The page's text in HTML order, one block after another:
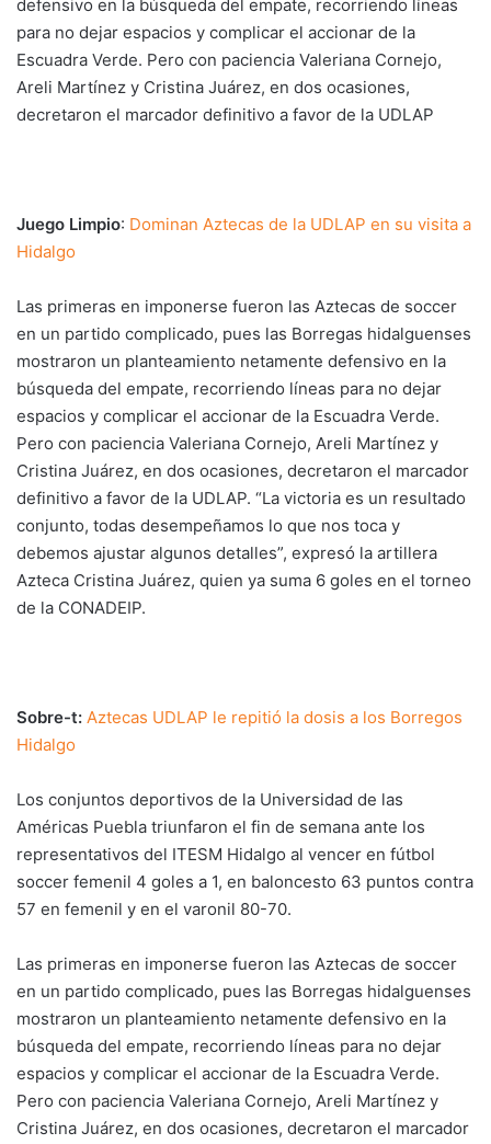
defensivo en la búsqueda del empate, recorriendo líneas
para no dejar espacios y complicar el accionar de la
Escuadra Verde. Pero con paciencia Valeriana Cornejo,
Areli Martínez y Cristina Juárez, en dos ocasiones,
decretaron el marcador definitivo a favor de la UDLAP
Juego Limpio: Dominan Aztecas de la UDLAP en su visita a
Hidalgo
Las primeras en imponerse fueron las Aztecas de soccer
en un partido complicado, pues las Borregas hidalguenses
mostraron un planteamiento netamente defensivo en la
búsqueda del empate, recorriendo líneas para no dejar
espacios y complicar el accionar de la Escuadra Verde.
Pero con paciencia Valeriana Cornejo, Areli Martínez y
Cristina Juárez, en dos ocasiones, decretaron el marcador
definitivo a favor de la UDLAP. “La victoria es un resultado
conjunto, todas desempeñamos lo que nos toca y
debemos ajustar algunos detalles”, expresó la artillera
Azteca Cristina Juárez, quien ya suma 6 goles en el torneo
de la CONADEIP.
Sobre-t: Aztecas UDLAP le repitió la dosis a los Borregos
Hidalgo
Los conjuntos deportivos de la Universidad de las
Américas Puebla triunfaron el fin de semana ante los
representativos del ITESM Hidalgo al vencer en fútbol
soccer femenil 4 goles a 1, en baloncesto 63 puntos contra
57 en femenil y en el varonil 80-70.
Las primeras en imponerse fueron las Aztecas de soccer
en un partido complicado, pues las Borregas hidalguenses
mostraron un planteamiento netamente defensivo en la
búsqueda del empate, recorriendo líneas para no dejar
espacios y complicar el accionar de la Escuadra Verde.
Pero con paciencia Valeriana Cornejo, Areli Martínez y
Cristina Juárez, en dos ocasiones, decretaron el marcador